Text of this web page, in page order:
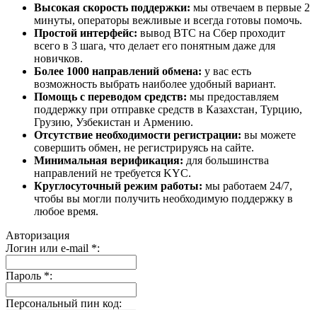
Высокая скорость поддержки: мы отвечаем в первые 2
минуты, операторы вежливые и всегда готовы помочь.
Простой интерфейс: вывод BTC на Сбер проходит
всего в 3 шага, что делает его понятным даже для
новичков.
Более 1000 направлений обмена: у вас есть
возможность выбрать наиболее удобный вариант.
Помощь с переводом средств: мы предоставляем
поддержку при отправке средств в Казахстан, Турцию,
Грузию, Узбекистан и Армению.
Отсутствие необходимости регистрации: вы можете
совершить обмен, не регистрируясь на сайте.
Минимальная верификация: для большинства
направлений не требуется KYC.
Круглосуточный режим работы: мы работаем 24/7,
чтобы вы могли получить необходимую поддержку в
любое время.
Авторизация
Логин или e-mail *:
Пароль *:
Персональный пин код: